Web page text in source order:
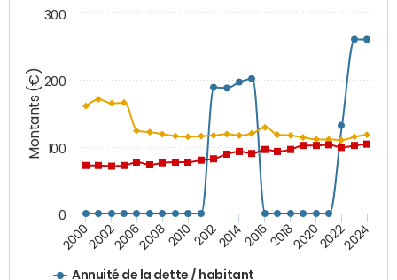
Montants (€)
Annuité de la dette / habitant
200020022006200820102012201420162018202020222024
0
100
200
300